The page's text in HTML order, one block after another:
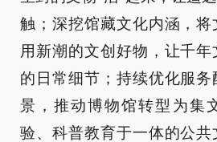
触；深挖馆藏文化内涵，
用新潮的文创好物，让千
的日常细节；持续优化服
景，推动博物馆转型为集
验、科普教育于一体的公